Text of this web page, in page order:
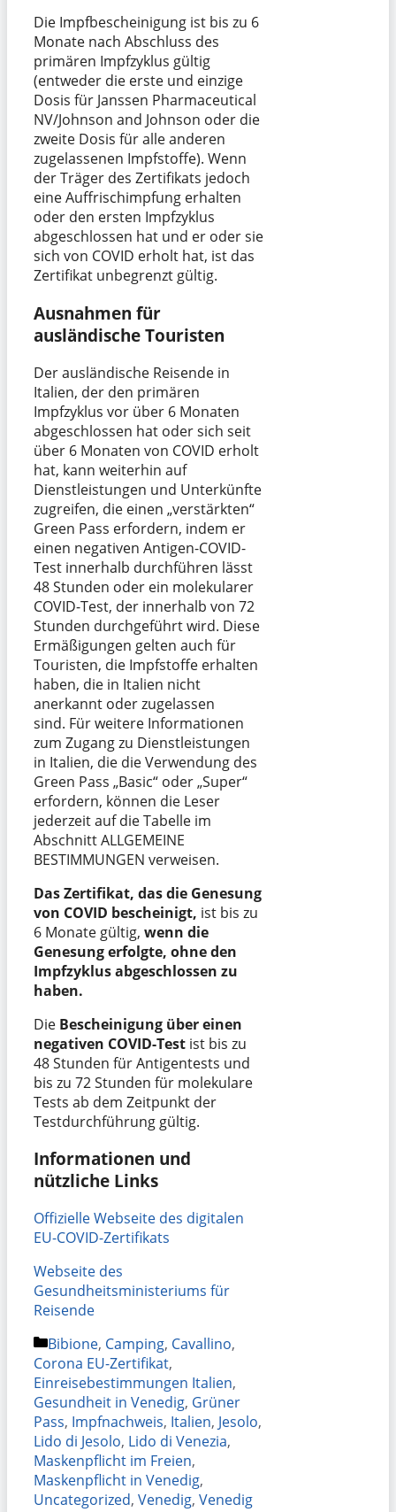
Die Impfbescheinigung ist bis zu 6
Monate nach Abschluss des
primären Impfzyklus gültig
(entweder die erste und einzige
Dosis für Janssen Pharmaceutical
NV/Johnson and Johnson oder die
zweite Dosis für alle anderen
zugelassenen Impfstoffe). Wenn
der Träger des Zertifikats jedoch
eine Auffrischimpfung erhalten
oder den ersten Impfzyklus
abgeschlossen hat und er oder sie
sich von COVID erholt hat, ist das
Zertifikat unbegrenzt gültig.
Ausnahmen für
ausländische Touristen
Der ausländische Reisende in
Italien, der den primären
Impfzyklus vor über 6 Monaten
abgeschlossen hat oder sich seit
über 6 Monaten von COVID erholt
hat, kann weiterhin auf
Dienstleistungen und Unterkünfte
zugreifen, die einen „verstärkten“
Green Pass erfordern, indem er
einen negativen Antigen-COVID-
Test innerhalb durchführen lässt
48 Stunden oder ein molekularer
COVID-Test, der innerhalb von 72
Stunden durchgeführt wird. Diese
Ermäßigungen gelten auch für
Touristen, die Impfstoffe erhalten
haben, die in Italien nicht
anerkannt oder zugelassen
sind. Für weitere Informationen
zum Zugang zu Dienstleistungen
in Italien, die die Verwendung des
Green Pass „Basic“ oder „Super“
erfordern, können die Leser
jederzeit auf die Tabelle im
Abschnitt ALLGEMEINE
BESTIMMUNGEN verweisen.
Das Zertifikat, das die Genesung
von COVID bescheinigt, ist bis zu
6 Monate gültig, wenn die
Genesung erfolgte, ohne den
Impfzyklus abgeschlossen zu
haben.
Die Bescheinigung über einen
negativen COVID-Test ist bis zu
48 Stunden für Antigentests und
bis zu 72 Stunden für molekulare
Tests ab dem Zeitpunkt der
Testdurchführung gültig.
Informationen und
nützliche Links
Offizielle Webseite des digitalen
EU-COVID-Zertifikats
Webseite des
Gesundheitsministeriums für
Reisende
Kategorien
Bibione, Camping, Cavallino,
Corona EU-Zertifikat,
Einreisebestimmungen Italien,
Gesundheit in Venedig, Grüner
Pass, Impfnachweis, Italien, Jesolo,
Lido di Jesolo, Lido di Venezia,
Maskenpflicht im Freien,
Maskenpflicht in Venedig,
Uncategorized, Venedig, Venedig